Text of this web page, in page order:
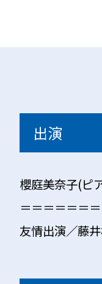
出演
櫻庭美奈子(ピ
＝＝＝＝＝＝
友情出演／藤